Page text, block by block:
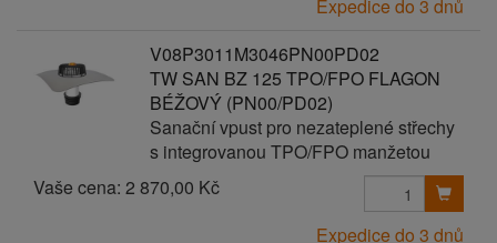
Expedice do 3 dnů
V08P3011M3046PN00PD02
TW SAN BZ 125 TPO/FPO FLAGON
BÉŽOVÝ (PN00/PD02)
Sanační vpust pro nezateplené střechy
s integrovanou TPO/FPO manžetou
Vaše cena: 2 870,00 Kč
Expedice do 3 dnů